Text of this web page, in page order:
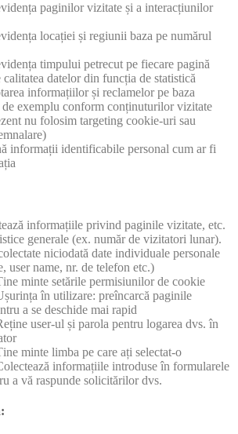
paginilor vizitate și a interacțiunilor
locației și regiunii baza pe numărul
timpului petrecut pe fiecare pagină
datelor din funcția de statistică
informațiilor și reclamelor pe baza
de exemplu conform conținuturilor vizitate
nu folosim targeting cookie-uri sau
informații identificabile personal cum ar fi
informațiile privind paginile vizitate, etc.
generale (ex. număr de vizitatori lunar).
niciodată date individuale personale
user name, nr. de telefon etc.)
minte setările permisiunilor de cookie
în utilizare: preîncarcă paginile
a se deschide mai rapid
user-ul și parola pentru logarea dvs. în
minte limba pe care ați selectat-o
informațiile introduse în formularele
a vă raspunde solicitărilor dvs.